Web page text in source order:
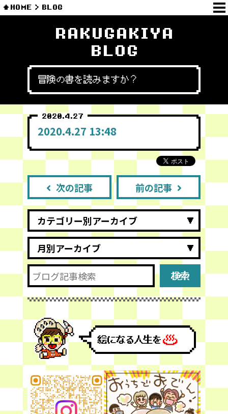
HOME BLOG
RAKUGAKIYA
BLOG
冒険の書を読みますか？
2020.4.27
2020.4.27 13:48
次の記事 前の記事